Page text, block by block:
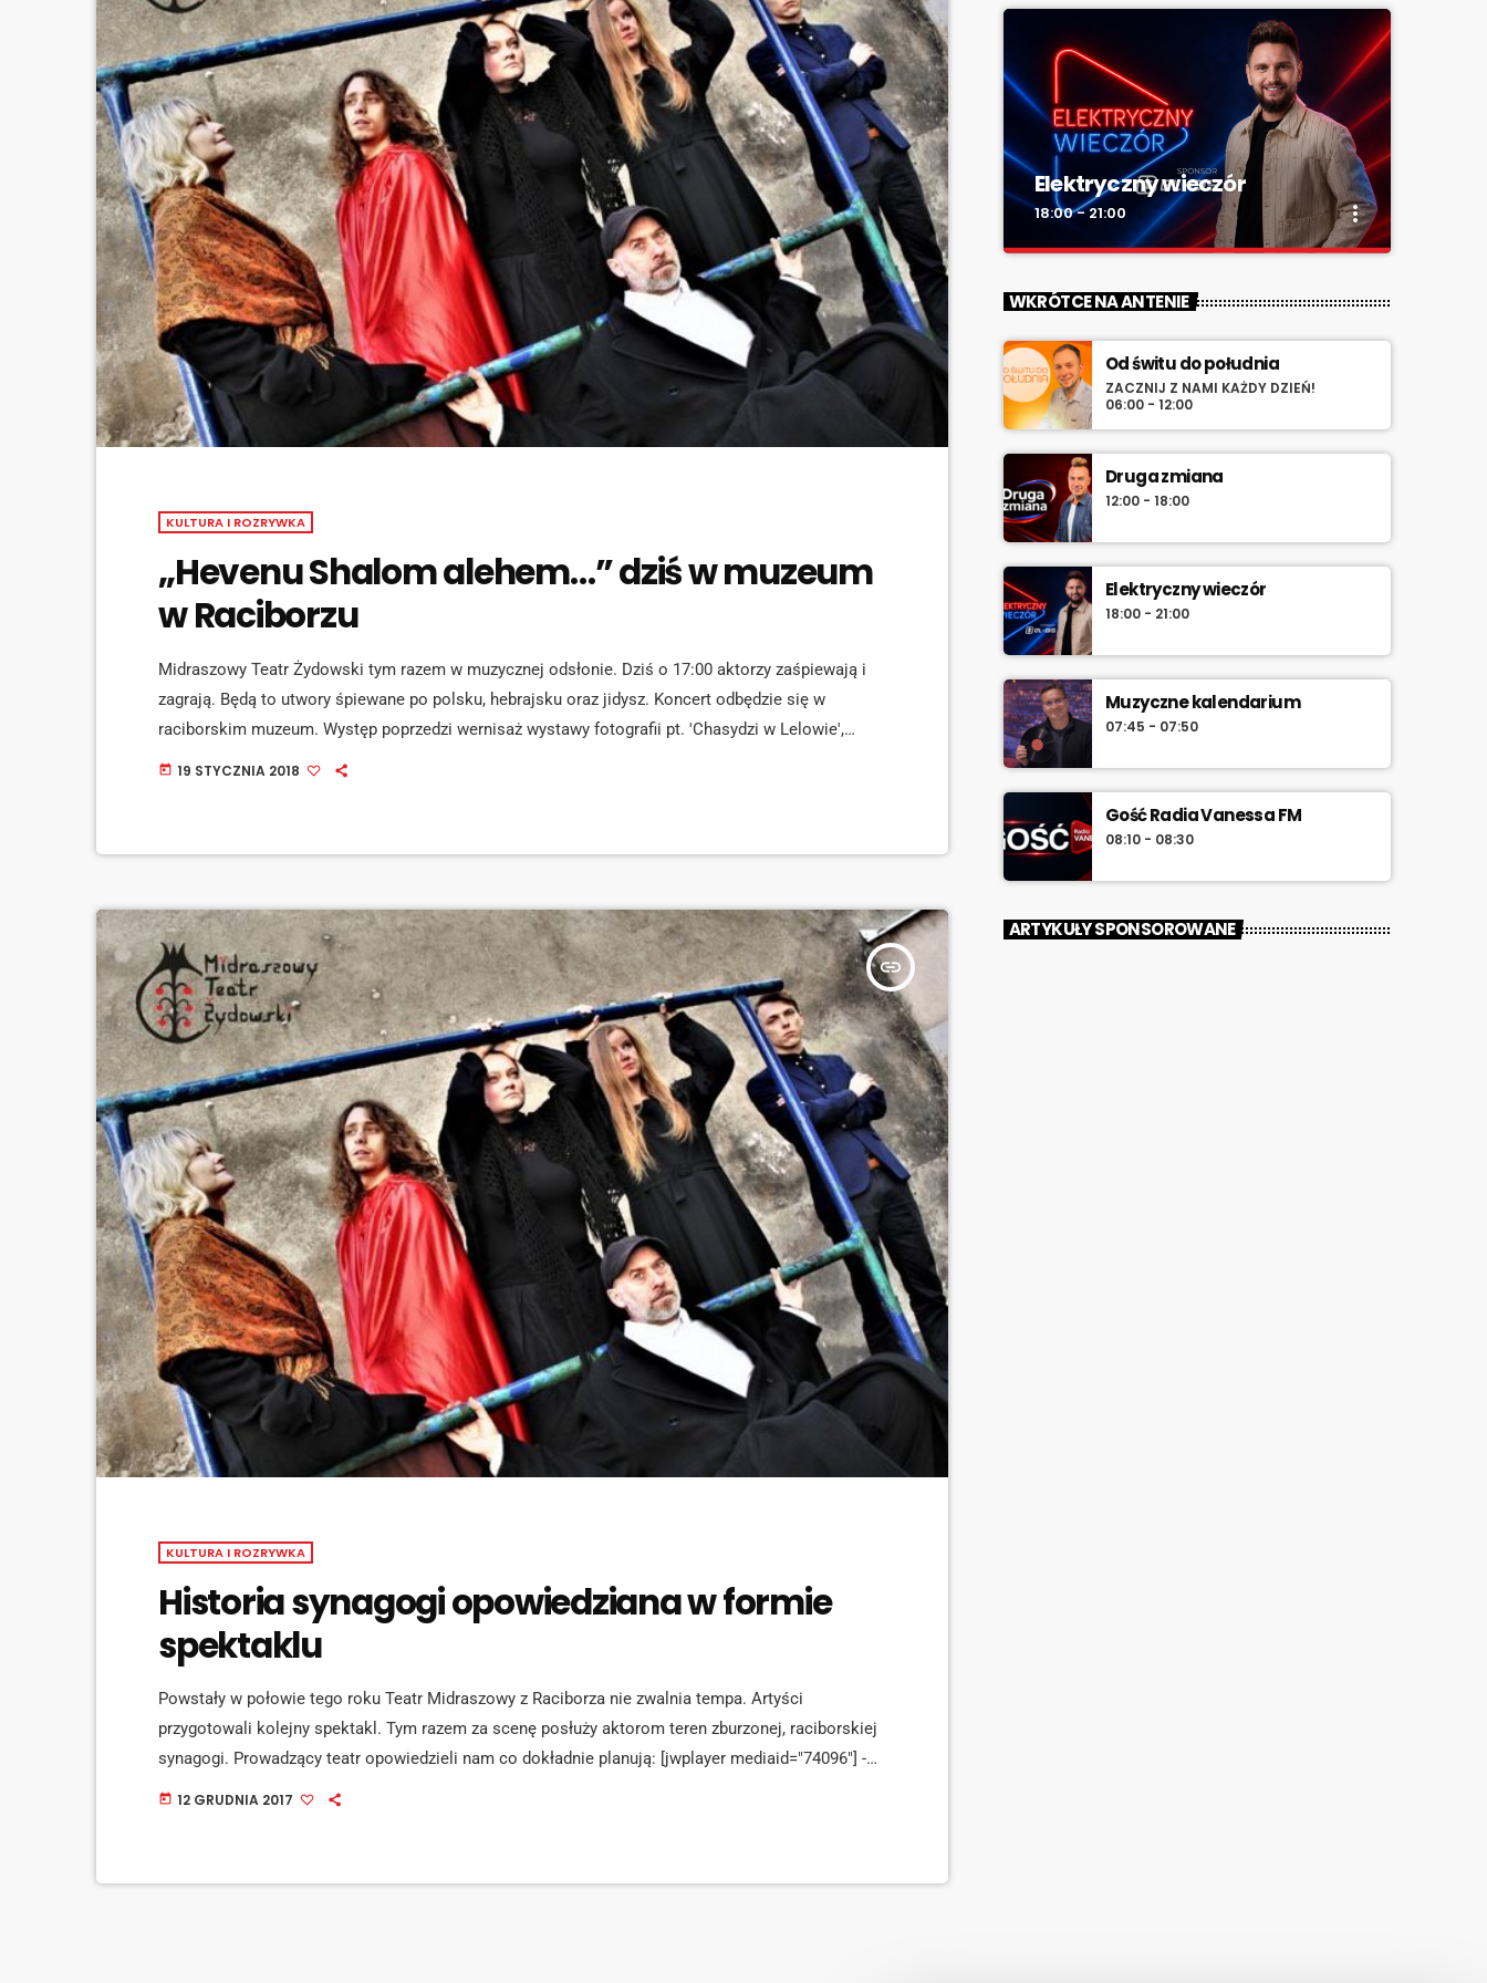
KULTURA I ROZRYWKA
„Hevenu Shalom alehem…” dziś w muzeum
w Raciborzu
Midraszowy Teatr Żydowski tym razem w muzycznej odsłonie. Dziś o 17:00 aktorzy zaśpiewają i
zagrają. Będą to utwory śpiewane po polsku, hebrajsku oraz jidysz. Koncert odbędzie się w
raciborskim muzeum. Występ poprzedzi wernisaż wystawy fotografii pt. 'Chasydzi w Lelowie',
autorstwa Arkadiusza Ławrywańca – prezesa Związku Polskich Artystów Fotografików Okręgu
today 19 STYCZNIA 2018
insert_link
KULTURA I ROZRYWKA
Historia synagogi opowiedziana w formie
spektaklu
Powstały w połowie tego roku Teatr Midraszowy z Raciborza nie zwalnia tempa. Artyści
przygotowali kolejny spektakl. Tym razem za scenę posłuży aktorom teren zburzonej, raciborskiej
synagogi. Prowadzący teatr opowiedzieli nam co dokładnie planują: [jwplayer mediaid="74096"] -
mówi rabin Robert Urbanowski. W spektaklu zagra sześć osób. Opowiedziane zostaną historie
today 12 GRUDNIA 2017
Elektryczny wieczór
18:00 - 21:00 more_vert
Elektryczny wieczór
wieczorem najlepsza muzyka na zakończenie
dnia. Spokojne rytmy, nastrojowe dźwięki i
klasyka, która tworzy klimat.
WKRÓTCE NA ANTENIE
Od świtu do południa
ZACZNIJ Z NAMI KAŻDY DZIEŃ!
06:00 - 12:00
Druga zmiana
12:00 - 18:00
Elektryczny wieczór
18:00 - 21:00
Muzyczne kalendarium
07:45 - 07:50
Gość Radia Vanessa FM
08:10 - 08:30
ARTYKUŁY SPONSOROWANE